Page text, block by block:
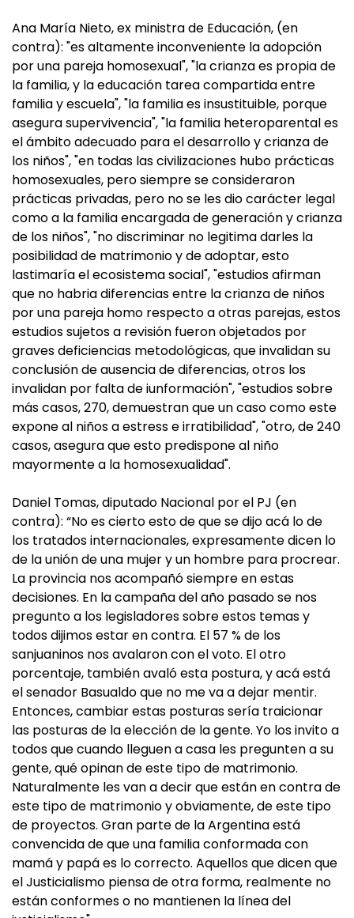
Ana María Nieto, ex ministra de Educación, (en
contra): "es altamente inconveniente la adopción
por una pareja homosexual", "la crianza es propia de
la familia, y la educación tarea compartida entre
familia y escuela", "la familia es insustituible, porque
asegura supervivencia", "la familia heteroparental es
el ámbito adecuado para el desarrollo y crianza de
los niños", "en todas las civilizaciones hubo prácticas
homosexuales, pero siempre se consideraron
prácticas privadas, pero no se les dio carácter legal
como a la familia encargada de generación y crianza
de los niños", "no discriminar no legitima darles la
posibilidad de matrimonio y de adoptar, esto
lastimaría el ecosistema social", "estudios afirman
que no habria diferencias entre la crianza de niños
por una pareja homo respecto a otras parejas, estos
estudios sujetos a revisión fueron objetados por
graves deficiencias metodológicas, que invalidan su
conclusión de ausencia de diferencias, otros los
invalidan por falta de iunformación", "estudios sobre
más casos, 270, demuestran que un caso como este
expone al niños a estress e irratibilidad", "otro, de 240
casos, asegura que esto predispone al niño
mayormente a la homosexualidad".
Daniel Tomas, diputado Nacional por el PJ (en
contra): “No es cierto esto de que se dijo acá lo de
los tratados internacionales, expresamente dicen lo
de la unión de una mujer y un hombre para procrear.
La provincia nos acompañó siempre en estas
decisiones. En la campaña del año pasado se nos
pregunto a los legisladores sobre estos temas y
todos dijimos estar en contra. El 57 % de los
sanjuaninos nos avalaron con el voto. El otro
porcentaje, también avaló esta postura, y acá está
el senador Basualdo que no me va a dejar mentir.
Entonces, cambiar estas posturas sería traicionar
las posturas de la elección de la gente. Yo los invito a
todos que cuando lleguen a casa les pregunten a su
gente, qué opinan de este tipo de matrimonio.
Naturalmente les van a decir que están en contra de
este tipo de matrimonio y obviamente, de este tipo
de proyectos. Gran parte de la Argentina está
convencida de que una familia conformada con
mamá y papá es lo correcto. Aquellos que dicen que
el Justicialismo piensa de otra forma, realmente no
están conformes o no mantienen la línea del